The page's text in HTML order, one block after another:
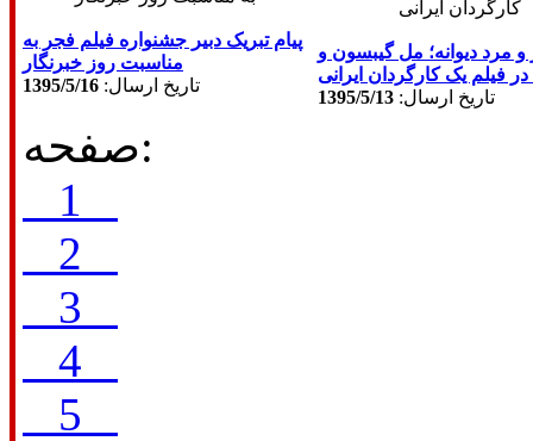
پیام تبریک دبیر جشنواره فیلم فجر به
مناسبت روز خبرنگار
تاريخ ارسال: 1395/5/16
مرد دیوانه؛ مل گیبسون و
فیلم یک کارگردان ایرانی
تاريخ ارسال: 1395/5/13
صفحه:
1
2
3
4
5